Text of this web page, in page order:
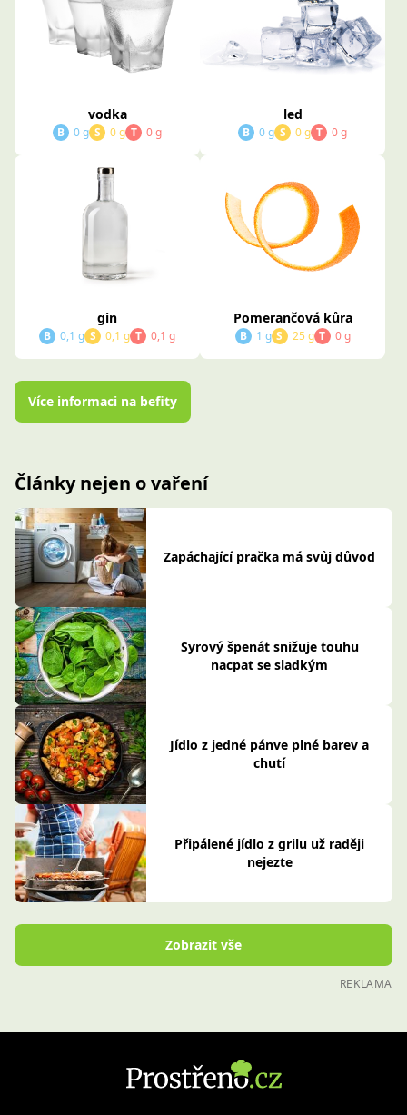
vodka
B 0 g S 0 g T 0 g
led
B 0 g S 0 g T 0 g
gin
B 0,1 g S 0,1 g T 0,1 g
Pomerančová kůra
B 1 g S 25 g T 0 g
Více informaci na befity
Články nejen o vaření
Zapáchající pračka má svůj důvod
Syrový špenát snižuje touhu
nacpat se sladkým
Jídlo z jedné pánve plné barev a
chutí
Připálené jídlo z grilu už raději
nejezte
Zobrazit vše
REKLAMA